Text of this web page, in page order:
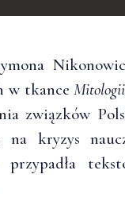
w tkanceMitologii
związków
kryzys